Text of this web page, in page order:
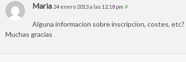
Maria 24 enero 2013 a las 12:18 pm #
Alguna informacion sobre inscripcion, costes, etc?
Muchas gracias